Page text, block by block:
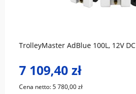
TrolleyMaster AdBlue 100L, 12V DC
7 109,40 zł
Cena netto:5 780,00 zł